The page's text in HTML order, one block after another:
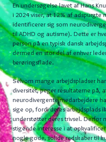
En undersøgelse lavet af Hans
i 2024 viser, at 12% af adspurgte
identificerer sig som
til ADHD og autisme). Dette er
person på en typisk dansk
dermed en stor del af enhver
berøringsflade.
Selvom mange arbejdspladser
diversitet, peger resultaterne på,
neurodivergente medarbejdere
sige op, fordi deres arbejdsplads
understøtter deres trivsel. Derfor
stigende interesse i at
nogle gode, solide redskaber til